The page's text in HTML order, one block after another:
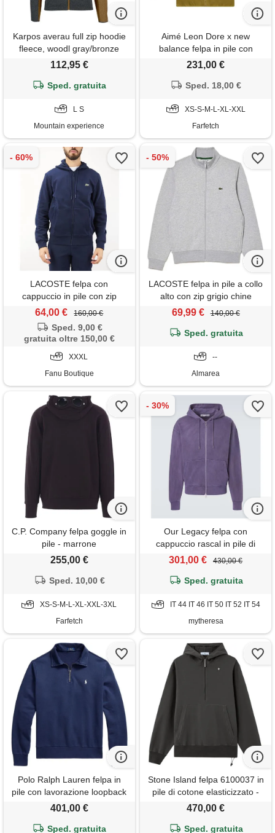
Karpos averau full zip hoodie
fleece, woodl gray/bronze
112,95 €
Sped. gratuita
L S
Mountain experience
Aimé Leon Dore x new
balance felpa in pile con
cappuccio e zip - verde
231,00 €
Sped. 18,00 €
XS-S-M-L-XL-XXL
Farfetch
LACOSTE felpa con
cappuccio in pile con zip
lacoste
64,00 € 160,00 €
Sped. 9,00 €
gratuita oltre 150,00 €
XXXL
Fanu Boutique
LACOSTE felpa in pile a collo
alto con zip grigio chine
sh9622 cca
69,99 € 140,00 €
Sped. gratuita
--
Almarea
C.P. Company felpa goggle in
pile - marrone
255,00 €
Sped. 10,00 €
XS-S-M-L-XL-XXL-3XL
Farfetch
Our Legacy felpa con
cappuccio rascal in pile di
cotone
301,00 € 430,00 €
Sped. gratuita
IT 44 IT 46 IT 50 IT 52 IT 54
mytheresa
Polo Ralph Lauren felpa in
pile con lavorazione loopback
e mezza zip - blu
401,00 €
Sped. gratuita
Stone Island felpa 6100037 in
pile di cotone elasticizzato -
grigio
470,00 €
Sped. gratuita